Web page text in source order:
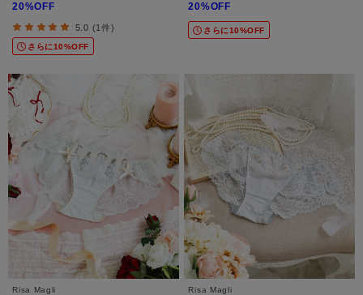
20%OFF
5.0 (1件)
さらに10%OFF
20%OFF
さらに10%OFF
Risa Magli
Risa Magli